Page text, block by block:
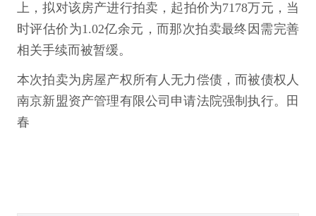
上，拟对该房产进行拍卖，起拍价为7178万元，当
时评估价为1.02亿余元，而那次拍卖最终因需完善
相关手续而被暂缓。
本次拍卖为房屋产权所有人无力偿债，而被债权人
南京新盟资产管理有限公司申请法院强制执行。田
春